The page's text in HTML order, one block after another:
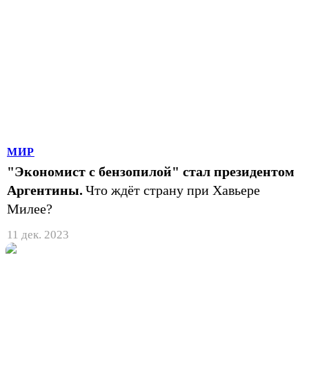
МИР
"Экономист с бензопилой" стал президентом
Аргентины. Что ждёт страну при Хавьере
Милее?
11 дек. 2023